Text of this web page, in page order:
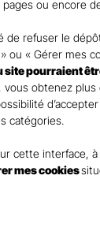
ou encore
de refuser le
ou « Gérer mes
site pourraient
obtenez
catégories.
cette interface,
mes cookies